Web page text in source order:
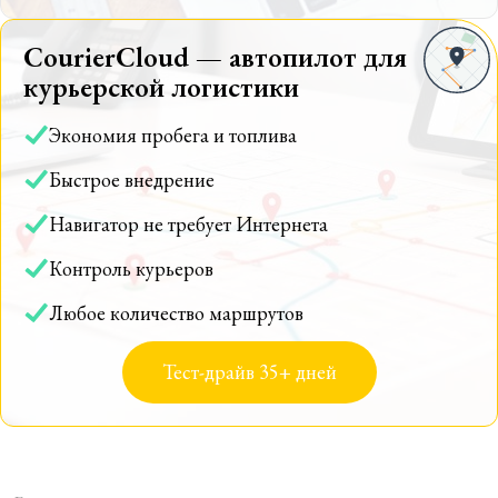
CourierCloud — автопилот для
курьерской логистики
Экономия пробега и топлива
Быстрое внедрение
Навигатор не требует Интернета
Контроль курьеров
Любое количество маршрутов
Тест-драйв 35+ дней